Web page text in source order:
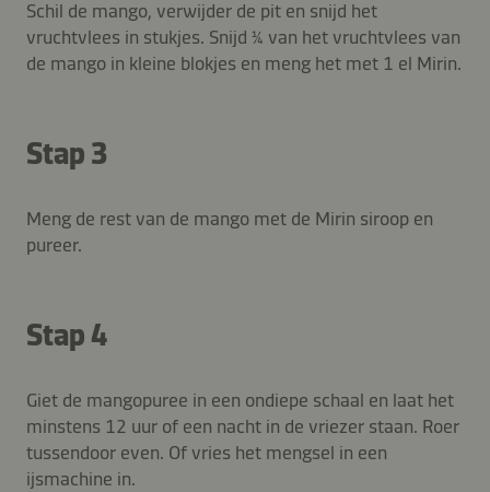
Schil de mango, verwijder de pit en snijd het
vruchtvlees in stukjes. Snijd ¼ van het vruchtvlees van
de mango in kleine blokjes en meng het met 1 el Mirin.
Stap 3
Meng de rest van de mango met de Mirin siroop en
pureer.
Stap 4
Giet de mangopuree in een ondiepe schaal en laat het
minstens 12 uur of een nacht in de vriezer staan. Roer
tussendoor even. Of vries het mengsel in een
ijsmachine in.